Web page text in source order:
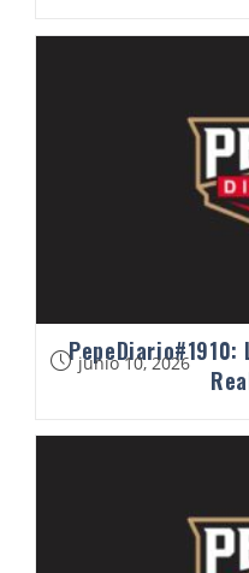
junio 10, 2026